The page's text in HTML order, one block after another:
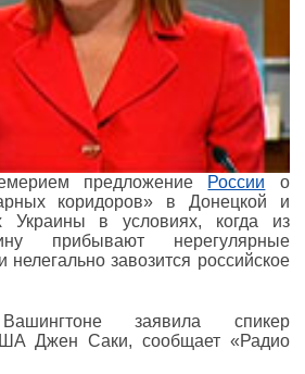
предложение России о
коридоров» в Донецкой и
Украины в условиях, когда из
прибывают нерегулярные
завозится российское
заявила спикер
Джен Саки, сообщает «Радио